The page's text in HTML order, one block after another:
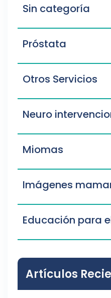
Sin categoría
Próstata
Otros Servicios
Neuro
Miomas
Imágenes
Educación para
Artículos